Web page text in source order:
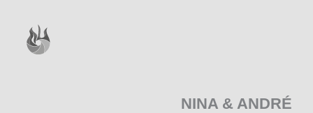
NINA & ANDRÉ